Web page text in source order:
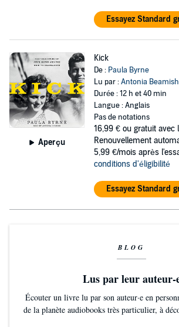
Essayez Standard
Aperçu
Kick
De : Paula Byrne
Lu par :Antonia Beamish
Durée : 12 h et 40 min
Langue : Anglais
Pas de notations
16,99 € ou gratuit avec
Renouvellement
5,99 €/mois après
conditions d'éligibilité
Essayez Standard
BLOG
Lus par leur auteur-
Écouter un livre lu par son auteur·e en
de la planète audiobooks très particulier, à